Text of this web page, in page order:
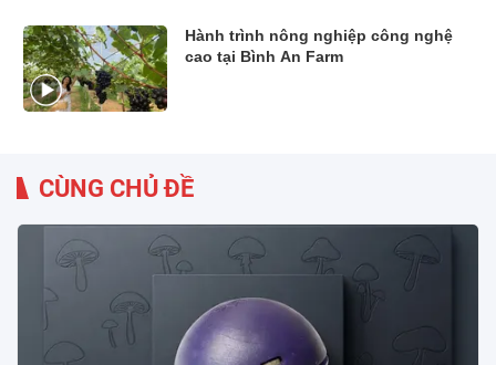
Hành trình nông nghiệp công nghệ
cao tại Bình An Farm
CÙNG CHỦ ĐỀ